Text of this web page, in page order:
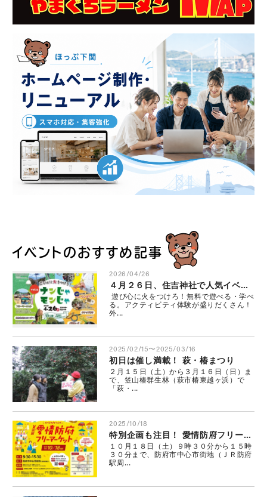
イベントのおすすめ記事
2026/04/26
４月２６日、住吉神社で人気イベント開催 ナンじゃモンじゃ
遊び心に火をつけろ！無料で遊べる・学べ
る。アクティビティ体験が盛りだくさん！
外...
2025/02/15〜2025/03/16
初日は催し満載！ 萩・椿まつり
２月１５日（土）から３月１６日（日）ま
で、笠山椿群生林（萩市椿東越ヶ浜）で
「萩・...
2025/10/18
特別企画も注目！ 愛情防府フリーマーケット
１０月１８日（土）９時３０分から１５時
３０分まで、防府市中心市街地（ＪＲ防府
駅周...